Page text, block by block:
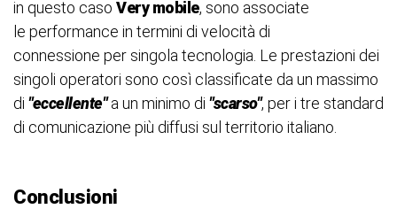
in questo caso Very mobile, sono associate
le performance in termini di velocità di
connessione per singola tecnologia. Le prestazioni dei
singoli operatori sono così classificate da un massimo
di "eccellente"a un minimo di "scarso", per i tre standard
di comunicazione più diffusi sul territorio italiano.
Conclusioni